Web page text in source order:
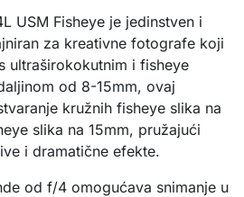
USM Fisheye je jedinstven i
za kreativne fotografe koji
ultraširokokutnim i fisheye
od 8-15mm, ovaj
kružnih fisheye slika na
slika na 15mm, pružajući
i dramatične efekte.
od f/4 omogućava snimanje u